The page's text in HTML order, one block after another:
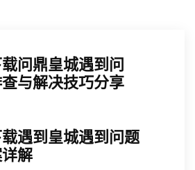
问鼎皇城遇到问
与解决技巧分享
遇到皇城遇到问题
解